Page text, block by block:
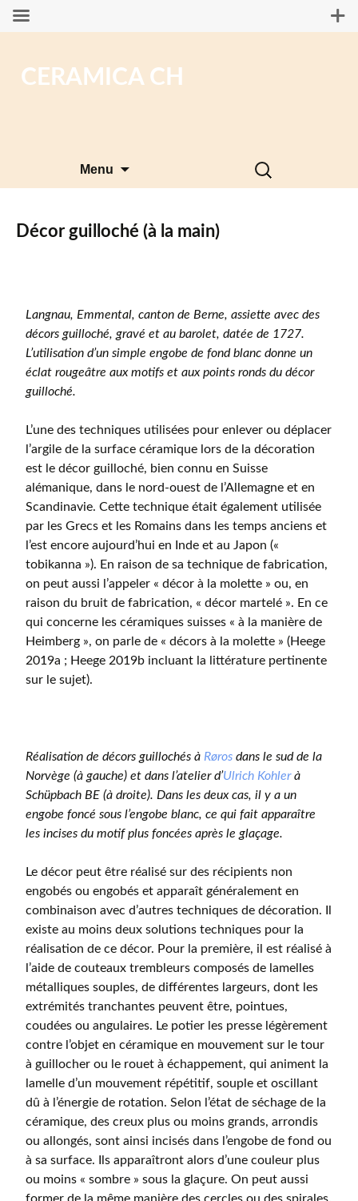
CERAMICA CH
Menu
Rechercher :
Décor guilloché (à la main)
Langnau, Emmental, canton de Berne, assiette avec des
décors guilloché, gravé et au barolet, datée de 1727.
L’utilisation d’un simple engobe de fond blanc donne un
éclat rougeâtre aux motifs et aux points ronds du décor
guilloché.
L’une des techniques utilisées pour enlever ou déplacer
l’argile de la surface céramique lors de la décoration
est le décor guilloché, bien connu en Suisse
alémanique, dans le nord-ouest de l’Allemagne et en
Scandinavie. Cette technique était également utilisée
par les Grecs et les Romains dans les temps anciens et
l’est encore aujourd’hui en Inde et au Japon («
tobikanna »). En raison de sa technique de fabrication,
on peut aussi l’appeler « décor à la molette » ou, en
raison du bruit de fabrication, « décor martelé ». En ce
qui concerne les céramiques suisses « à la manière de
Heimberg », on parle de « décors à la molette » (Heege
2019a ; Heege 2019b incluant la littérature pertinente
sur le sujet).
Réalisation de décors guillochés à Røros dans le sud de la
Norvège (à gauche) et dans l’atelier d’Ulrich Kohlerà
Schüpbach BE (à droite). Dans les deux cas, il y a un
engobe foncé sous l’engobe blanc, ce qui fait apparaître
les incises du motif plus foncées après le glaçage.
Le décor peut être réalisé sur des récipients non
engobés ou engobés et apparaît généralement en
combinaison avec d’autres techniques de décoration. Il
existe au moins deux solutions techniques pour la
réalisation de ce décor. Pour la première, il est réalisé à
l’aide de couteaux trembleurs composés de lamelles
métalliques souples, de différentes largeurs, dont les
extrémités tranchantes peuvent être, pointues,
coudées ou angulaires. Le potier les presse légèrement
contre l’objet en céramique en mouvement sur le tour
à guillocher ou le rouet à échappement, qui animent la
lamelle d’un mouvement répétitif, souple et oscillant
dû à l’énergie de rotation. Selon l’état de séchage de la
céramique, des creux plus ou moins grands, arrondis
ou allongés, sont ainsi incisés dans l’engobe de fond ou
à sa surface. Ils apparaîtront alors d’une couleur plus
ou moins « sombre » sous la glaçure. On peut aussi